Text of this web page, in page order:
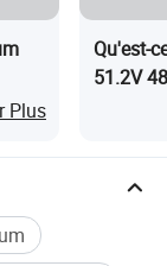
Plus
Qu'est-
51.2V